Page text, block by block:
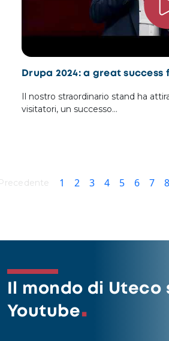
Drupa 2024: a great success
Il nostro straordinario stand ha
visitatori, un successo…
PaginazionePagina attuale
1 Pagina
2 Pagina
3 Pagina
4 Pagina
5 Pagina
6 7 8
Il mondo di Uteco
Youtube